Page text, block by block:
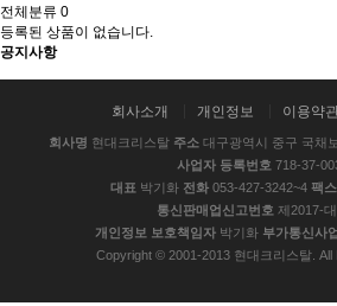
전체분류 0
등록된 상품이 없습니다.
공지사항
회사소개 개인정보 이용약
회사명 현대크리스탈 주소대구광역시 중구 국채
사업자 등록번호 718-37-
대표 박기화 전화 053-427-3242~4 팩스
통신판매업신고번호 제2017-
개인정보 보호책임자박기화 부가통신사
Copyright © 2001-2013 현대크리스탈. All